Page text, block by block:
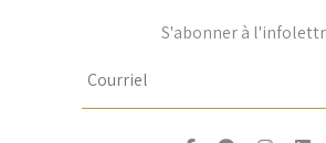
S'abonner à